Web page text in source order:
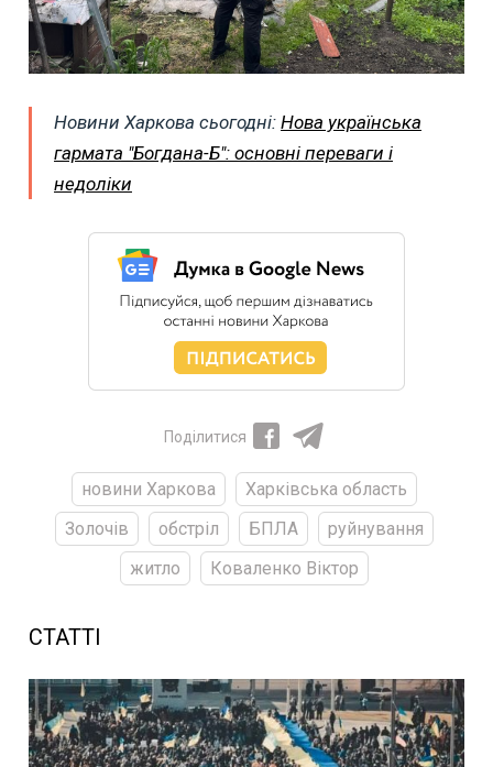
Новини Харкова сьогодні: Нова українська
гармата "Богдана-Б": основні переваги і
недоліки
Поділитися
новини Харкова
Харківська область
Золочів
обстріл БПЛА
руйнування
житло
Коваленко Віктор
СТАТТІ